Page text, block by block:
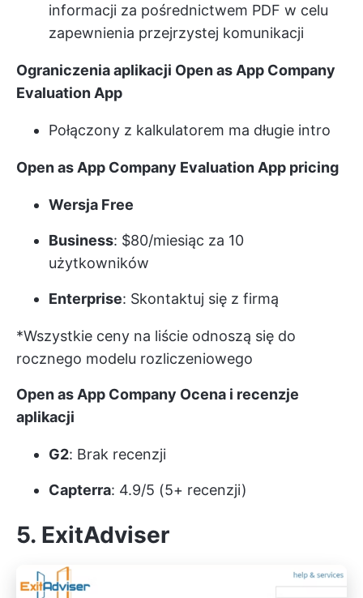
informacji za pośrednictwem PDF w celu
zapewnienia przejrzystej komunikacji
Ograniczenia aplikacji Open as App Company
Evaluation App
Połączony z kalkulatorem ma długie intro
Open as App Company Evaluation App pricing
Wersja Free
Business: $80/miesiąc za 10
użytkowników
Enterprise: Skontaktuj się z firmą
*Wszystkie ceny na liście odnoszą się do
rocznego modelu rozliczeniowego
Open as App Company Ocena i recenzje
aplikacji
G2: Brak recenzji
Capterra: 4.9/5 (5+ recenzji)
5. ExitAdviser